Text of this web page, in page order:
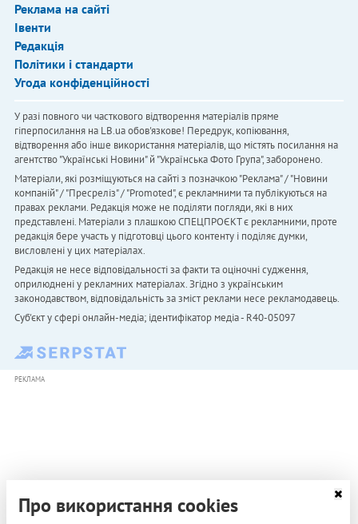
Реклама на сайті
Івенти
Редакція
Політики і стандарти
Угода конфіденційності
У разі повного чи часткового відтворення матеріалів пряме
гіперпосилання на LB.ua обов'язкове! Передрук, копіювання,
відтворення або інше використання матеріалів, що містять посилання на
агентство "Українськi Новини" й "Українська Фото Група", заборонено.
Матеріали, які розміщуються на сайті з позначкою "Реклама" / "Новини
компаній" / "Пресреліз" / "Promoted", є рекламними та публікуються на
правах реклами. Редакція може не поділяти погляди, які в них
представлені. Матеріали з плашкою СПЕЦПРОЄКТ є рекламними, проте
редакція бере участь у підготовці цього контенту і поділяє думки,
висловлені у цих матеріалах.
Редакція не несе відповідальності за факти та оціночні судження,
оприлюднені у рекламних матеріалах. Згідно з українським
законодавством, відповідальність за зміст реклами несе рекламодавець.
Cуб'єкт у сфері онлайн-медіа; ідентифікатор медіа - R40-05097
РЕКЛАМА
Про використання cookies